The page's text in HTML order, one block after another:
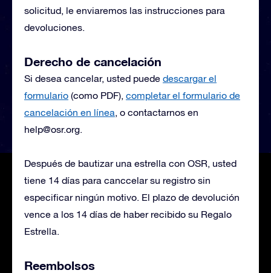
solicitud, le enviaremos las instrucciones para
devoluciones.
Derecho de cancelación
Si desea cancelar, usted puede descargar el
formulario (como PDF), completar el formulario de
cancelación en línea, o contactarnos en
help@osr.org.
Después de bautizar una estrella con OSR, usted
tiene 14 días para canccelar su registro sin
especificar ningún motivo. El plazo de devolución
vence a los 14 días de haber recibido su Regalo
Estrella.
Reembolsos